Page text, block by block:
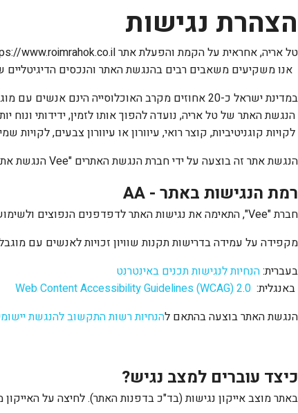
הצהרת נגישות
טל אריה, אחראית על הקמת והפעלת אתרwww.roimrahok.co.il
אנו משקיעים משאבים רבים בהנגשת האתר והנכסים הדיגיטליים
במדינת ישראל כ-20 אחוזים מקרב האוכלוסייה הינם אנשים עם מוגבלות הזקוקים לנגישות דיגיטלית, על מנת לצרוך מידע ושירותים כללים.
הנגשת האתר שלטל אריה, נועדה להפוך אותו לזמין, ידידותי ונוח
לקויות קוגניטיביות, קוצר רואי, עיוורון או עיוורון צבעים, לקויות
הנגשת אתר זה בוצעה על ידי חברת הנגשת האתרים "Veeהנגשת
רמת הנגישות באתר - AA
חברת "Vee", התאימה את נגישות האתר לדפדפנים הנפוצים
מקפידה על עמידה בדרישות תקנות שוויון זכויות לאנשים עם מוגבלות 5568 התשע"ג 2013
בעברית:הנחיותלנגישותתכנים באינטרנט
באנגלית: Web Content Accessibility Guidelines (WCAG) 2.0
הנגשת האתר בוצעה בהתאם להנחיותרשותהתקשובלהנגשת
כיצד עוברים למצב נגיש?
באתר מוצב אייקון נגישות (בד"כ בדפנות האתר). לחיצה על